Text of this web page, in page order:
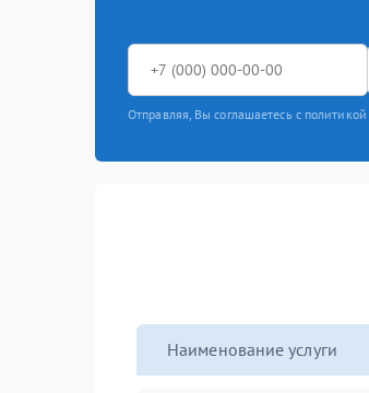
Отправляя, Вы соглашаетесь с
Наименование услуги